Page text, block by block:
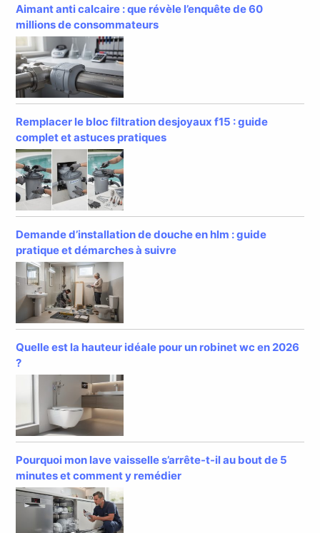
Aimant anti calcaire : que révèle l’enquête de 60
millions de consommateurs
Remplacer le bloc filtration desjoyaux f15 : guide
complet et astuces pratiques
Demande d’installation de douche en hlm : guide
pratique et démarches à suivre
Quelle est la hauteur idéale pour un robinet wc en 2026
?
Pourquoi mon lave vaisselle s’arrête-t-il au bout de 5
minutes et comment y remédier